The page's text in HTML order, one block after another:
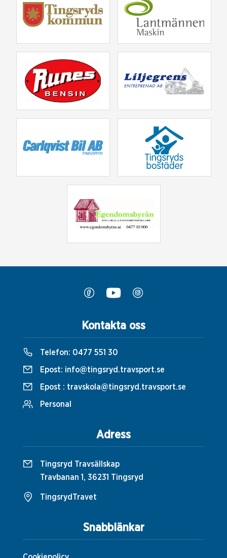
Snabblänkar
Kontakta oss
Telefon: 0477 551 30
Epost: info@tingsryd.travsport.se
Epost : travskola@tingsryd.travsport.se
Personal
Adress
Tingsryd Travsällskap
Travbanan 1, 36231 Tingsryd
TingsrydTravet